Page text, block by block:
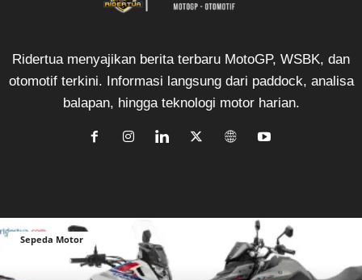
Ridertua menyajikan berita terbaru MotoGP, WSBK, dan
otomotif terkini. Informasi langsung dari paddock, analisa
balapan, hingga teknologi motor harian.
Sepeda Motor